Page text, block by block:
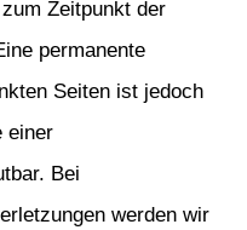
Zeitpunkt der
permanente
Seiten ist jedoch
einer
Bei
werden wir